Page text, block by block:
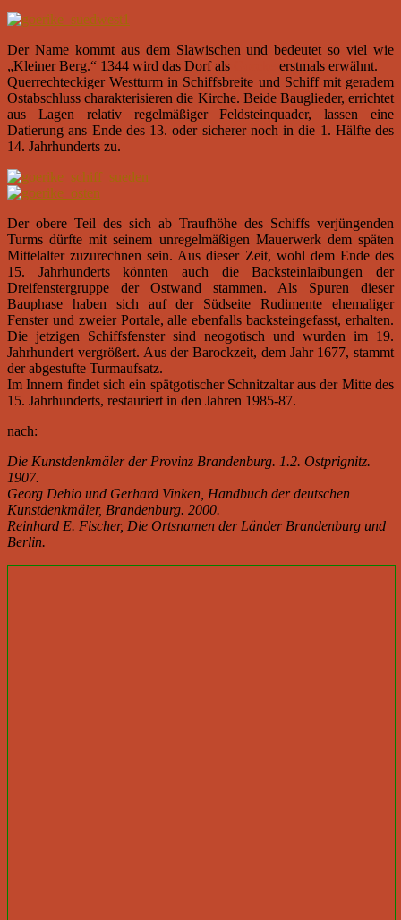
Der Name kommt aus dem Slawischen und bedeutet so viel wie
„Kleiner Berg.“ 1344 wird das Dorf als
erstmals erwähnt.
Querrechteckiger Westturm in Schiffsbreite und Schiff mit geradem
Ostabschluss charakterisieren die Kirche. Beide Bauglieder, errichtet
aus Lagen relativ regelmäßiger Feldsteinquader, lassen eine
Datierung ans Ende des 13. oder sicherer noch in die 1. Hälfte des
14. Jahrhunderts zu.
Der obere Teil des sich ab Traufhöhe des Schiffs verjüngenden
Turms dürfte mit seinem unregelmäßigen Mauerwerk dem späten
Mittelalter zuzurechnen sein. Aus dieser Zeit, wohl dem Ende des
15. Jahrhunderts könnten auch die Backsteinlaibungen der
Dreifenstergruppe der Ostwand stammen. Als Spuren dieser
Bauphase haben sich auf der Südseite Rudimente ehemaliger
Fenster und zweier Portale, alle ebenfalls backsteingefasst, erhalten.
Die jetzigen Schiffsfenster sind neogotisch und wurden im 19.
Jahrhundert vergrößert. Aus der Barockzeit, dem Jahr 1677, stammt
der abgestufte Turmaufsatz.
Im Innern findet sich ein spätgotischer Schnitzaltar aus der Mitte des
15. Jahrhunderts, restauriert in den Jahren 1985-87.
nach:
Die Kunstdenkmäler der Provinz Brandenburg. 1.2. Ostprignitz.
1907.
Georg Dehio und Gerhard Vinken, Handbuch der deutschen
Kunstdenkmäler, Brandenburg. 2000.
Reinhard E. Fischer, Die Ortsnamen der Länder Brandenburg und
Berlin.